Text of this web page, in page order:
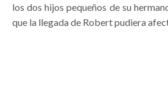
los dos hijos pequeños de su
que la llegada de Robert pudiera